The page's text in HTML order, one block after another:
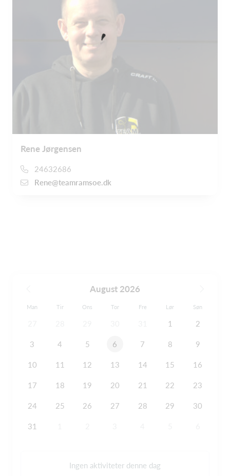
Rene Jørgensen
24632686
Rene@teamramsoe.dk
August 2026
Man Tir Ons Tor Fre Lør Søn
1 2
3 4 5 6 7 8 9
10 11 12 13 14 15 16
17 18 19 20 21 22 23
24 25 26 27 28 29 30
31
Ingen aktiviteter denne dag